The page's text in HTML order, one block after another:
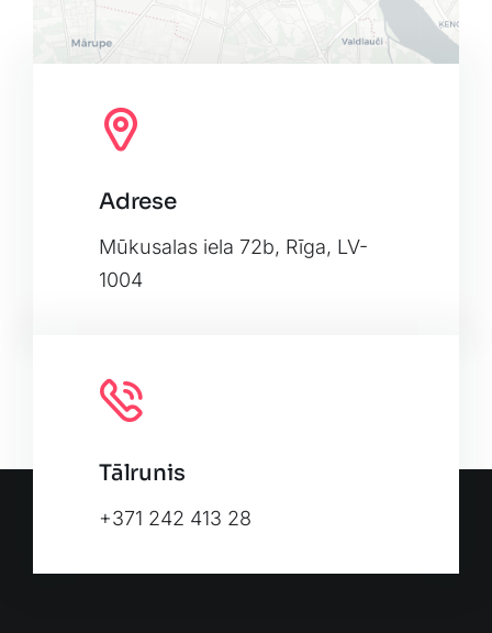
OpenStreetMap, under ODbL.
Adrese
Mūkusalas iela 72b, Rīga, LV-
1004
Tālrunis
+371 242 413 28